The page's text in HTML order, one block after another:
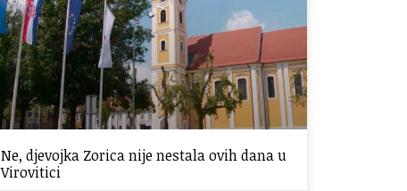
Ne, djevojka Zorica nije nestala ovih dana u
Virovitici